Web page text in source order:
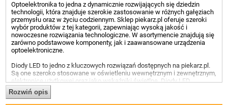
Optoelektronika to jedna z dynamicznie rozwijających się dziedzin
technologii, która znajduje szerokie zastosowanie w różnych gałęziach
przemysłu oraz w życiu codziennym. Sklep piekarz.pl oferuje szeroki
wybór produktów z tej kategorii, zapewniając wysoką jakość i
nowoczesne rozwiązania technologiczne. W asortymencie znajdują się
zarówno podstawowe komponenty, jak i zaawansowane urządzenia
optoelektroniczne.
Diody LED to jedno z kluczowych rozwiązań dostępnych na piekarz.pl.
Są one szeroko stosowane w oświetleniu wewnętrznym i zewnętrznym,
elektronice użytkowej oraz jako wskaźniki świetlne. Diody LED
charakteryzują się niskim zużyciem energii, długą żywotnością i
wysoką efektywnością świetlną. W ofercie sklepu znajdują się diody o
Rozwiń opis